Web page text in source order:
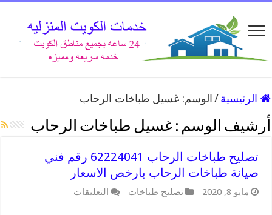
الرئيسية / الوسم:غسيل طباخات الرحاب
أرشيف الوسم : غسيل طباخات الرحاب
تصليح طباخات الرحاب 62224041 رقم فني
صيانة طباخات الرحاب بارخص الاسعار
مايو 8, 2020 تصليح طباخات التعليقات